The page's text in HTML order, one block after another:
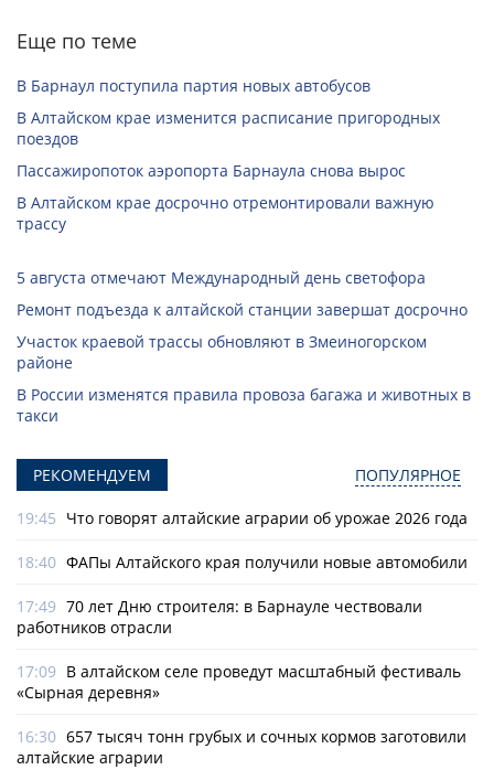
Еще по теме
В Барнаул поступила партия новых автобусов
В Алтайском крае изменится расписание пригородных
поездов
Пассажиропоток аэропорта Барнаула снова вырос
В Алтайском крае досрочно отремонтировали важную
трассу
5 августа отмечают Международный день светофора
Ремонт подъезда к алтайской станции завершат досрочно
Участок краевой трассы обновляют в Змеиногорском
районе
В России изменятся правила провоза багажа и животных в
такси
РЕКОМЕНДУЕМ ПОПУЛЯРНОЕ
19:45 Что говорят алтайские аграрии об урожае 2026 года
18:40 ФАПы Алтайского края получили новые автомобили
17:49 70 лет Дню строителя: в Барнауле чествовали
работников отрасли
17:09 В алтайском селе проведут масштабный фестиваль
«Сырная деревня»
16:30 657 тысяч тонн грубых и сочных кормов заготовили
алтайские аграрии